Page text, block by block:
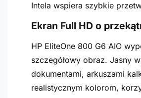
Intela wspiera szybkie
Ekran Full HD o
HP EliteOne 800 G6 AIO
szczegółowy obraz. Jasny
dokumentami, arkuszami
realistycznym kolorom,